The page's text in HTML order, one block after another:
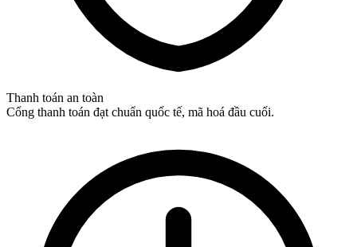
Thanh toán an toàn
Cổng thanh toán đạt chuẩn quốc tế, mã hoá đầu cuối.